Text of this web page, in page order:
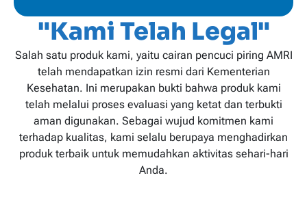
"Kami Telah Legal"
Salah satu produk kami, yaitu cairan pencuci piring AMRI
telah mendapatkan izin resmi dari Kementerian
Kesehatan. Ini merupakan bukti bahwa produk kami
telah melalui proses evaluasi yang ketat dan terbukti
aman digunakan. Sebagai wujud komitmen kami
terhadap kualitas, kami selalu berupaya menghadirkan
produk terbaik untuk memudahkan aktivitas sehari-hari
Anda.